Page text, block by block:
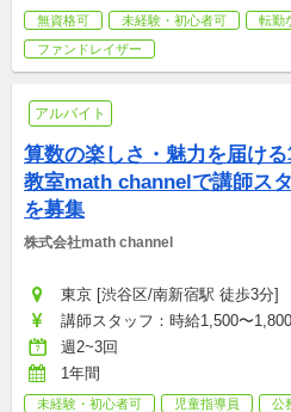
無資格可 未経験・初心者可 転勤
ファンドレイザー
アルバイト
算数の楽しさ・魅力を届け
教室math channelで講師ス
を募集
株式会社math channel
東京 [渋谷区/南新宿駅 徒歩3分]
講師スタッフ：時給1,500〜
週2~3回
1年間
未経験・初心者可 児童指導員 公